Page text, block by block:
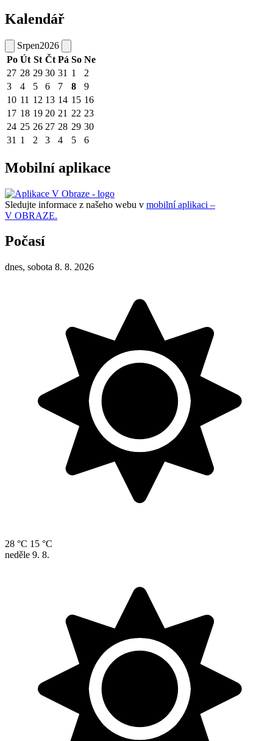
Kalendář
Srpen2026
Po Út St Čt Pá So Ne
27 28 29 30 31 1
2
3
4 5 6 7 8
9
10 11 12 13 14 15 16
17 18 19 20 21 22 23
24 25 26 27 28 29 30
31 1 2 3 4 5 6
Mobilní aplikace
Sledujte informace z našeho webu v mobilní aplikaci –
V OBRAZE.
Počasí
dnes, sobota 8. 8. 2026
28 °C 15 °C
neděle 9. 8.